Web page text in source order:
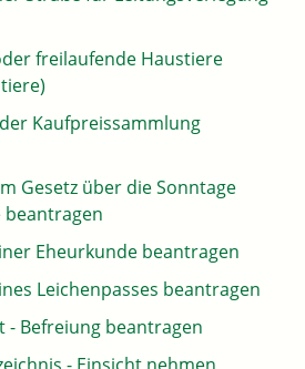
freilaufende Haustiere
Kaufpreissammlung
Gesetz über die Sonntage
beantragen
Eheurkunde beantragen
Leichenpasses beantragen
- Befreiung beantragen